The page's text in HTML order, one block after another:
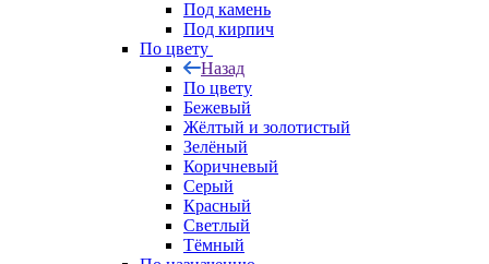
Под камень
Под кирпич
По цвету
Назад
По цвету
Бежевый
Жёлтый и золотистый
Зелёный
Коричневый
Серый
Красный
Светлый
Тёмный